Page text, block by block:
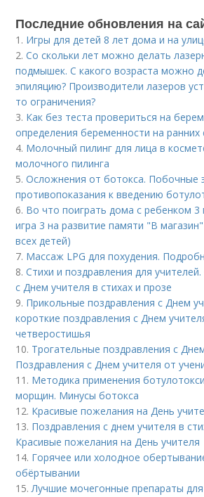
Последние обновления на
1. Игры для детей 8 лет дома и на
2.Со скольки лет можно делать
подмышек. С какого возраста можно
эпиляцию? Производители лазеров
то ограничения?
3. Как без теста провериться на
определения беременности на ранних
4. Молочный пилинг для лица в
молочного пилинга
5.Осложнения от ботокса. Побочные
противопоказания к введению
6. Во что поиграть дома с ребенком 3
игра 3 на развитие памяти "В
всех детей)
7. Массаж LPG для похудения.
8.Стихи и поздравления для
с Днем учителя в стихах и прозе
9. Прикольные поздравления с Днем
короткие поздравления с Днем
четверостишья
10. Трогательные поздравления с
Поздравления с Днем учителя от
11. Методика применения
морщин. Минусы ботокса
12. Красивые пожелания на День
13. Поздравления с днем учителя в
Красивые пожелания на День учителя
14. Горячее или холодное
обёртывании
15.Лучшие мочегонные препараты